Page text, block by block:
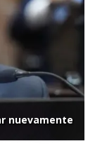
nuevamente